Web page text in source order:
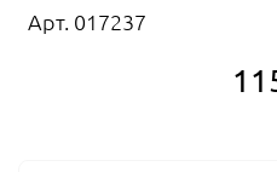
Арт. 017237